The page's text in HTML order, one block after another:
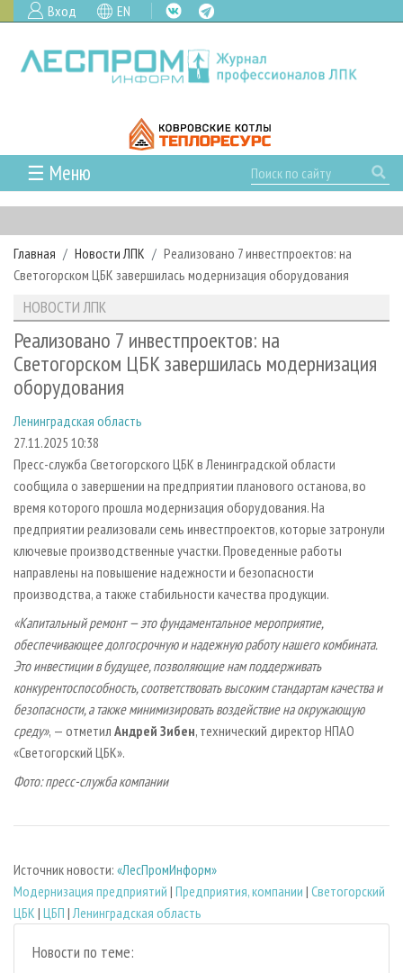
Вход EN
☰ Меню
ГЛАВНАЯ
РУБРИКИ И ТЕМЫ
РУБРИКИ ЖУРНАЛА
ЛЕСОЗАГОТОВКА
ЛЕСОПИЛЕНИЕ
ДЕРЕВООБРАБОТКА
СУШКА ДРЕВЕСИНЫ
ПРОИЗВОДСТВО ДРЕВЕСНЫХ ПЛИТ
ДЕРЕВЯННОЕ ДОМОСТРОЕНИЕ
ПРОИЗВОДСТВО МЕБЕЛИ
БИОЭНЕРГЕТИКА
ЦБП
ИНСТРУМЕНТ И МАТЕРИАЛЫ
НОВОСТИ
НОВОСТИ ЛПК
НОВОСТИ ЖУРНАЛА
НОВОСТИ КОМПАНИЙ
ПРОЕКТЫ ЛПИ
АНАЛИТИКА
ПРЕДПРИЯТИЯ ЛПК
ЛЕСНЫЕ РЕГИОНЫ РОССИИ
ПЕРСОНЫ
МОБИЛЬНЫЕ ВЫСТАВКИ
ОФИЦИАЛЬНЫЕ ДЕЛЕГАЦИИ
ПРИОРИТЕТНЫЕ ИНВЕСТПРОЕКТЫ
RUSSIAN FORESTRY REVIEW
ГАЗЕТА ЛЕСПРОМФОРУМ
БИБЛИОТЕКА СПЕЦИАЛИСТА
АРХИВ ЖУРНАЛОВ
СТАТЬИ
О ЖУРНАЛЕ
ПОДПИСКА
КОНТАКТЫ
РЕКЛАМОДАТЕЛЯМ
РЕКЛАМА
РЕКЛАМА НА САЙТЕ
Главная Новости ЛПК
Реализовано 7 инвестпроектов: на
Светогорском ЦБК завершилась модернизация оборудования
НОВОСТИ ЛПК
Реализовано 7 инвестпроектов: на
Светогорском ЦБК завершилась модернизация
оборудования
Ленинградская область
27.11.2025 10:38
Пресс-служба Светогорского ЦБК в Ленинградской области
сообщила о завершении на предприятии планового останова, во
время которого прошла модернизация оборудования. На
предприятии реализовали семь инвестпроектов, которые затронули
ключевые производственные участки. Проведенные работы
направлены на повышение надежности и безопасности
производства, а также стабильности качества продукции.
«Капитальный ремонт — это фундаментальное мероприятие,
обеспечивающее долгосрочную и надежную работу нашего комбината.
Это инвестиции в будущее, позволяющие нам поддерживать
конкурентоспособность, соответствовать высоким стандартам качества и
безопасности, а также минимизировать воздействие на окружающую
среду», — отметил Андрей Зибен, технический директор НПАО
«Светогорский ЦБК».
Фото: пресс-служба компании
Источник новости: «ЛесПромИнформ»
Модернизация предприятий | Предприятия, компании | Светогорский
ЦБК | ЦБП |Ленинградская область
Новости по теме: